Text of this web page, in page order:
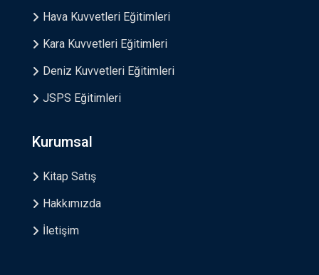
Hava Kuvvetleri Eğitimleri
Kara Kuvvetleri Eğitimleri
Deniz Kuvvetleri Eğitimleri
JSPS Eğitimleri
Kurumsal
Kitap Satış
Hakkımızda
İletişim